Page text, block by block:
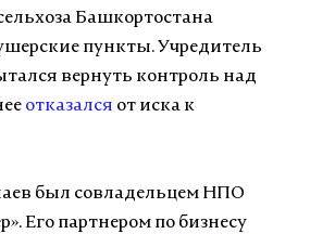
Башкортостана
пункты. Учредитель
вернуть контроль над
отказался от иска к
был совладельцем НПО
Его партнером по бизнесу